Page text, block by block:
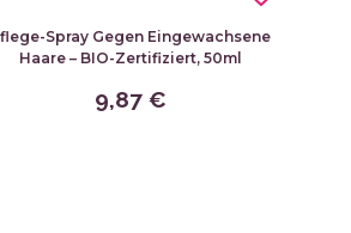
Spray Gegen Eingewachsene
Haare – BIO-Zertifiziert, 50ml
9,87 €